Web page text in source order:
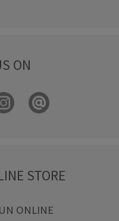
ON
STORE
ONLINE